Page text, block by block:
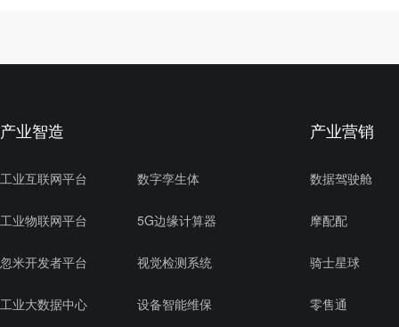
产业智造
工业互联网平台 数字孪生体
工业物联网平台 5G边缘计算器
忽米开发者平台 视觉检测系统
工业大数据中心 设备智能维保
产业营销
数据驾驶舱
摩配配
骑士星球
零售通